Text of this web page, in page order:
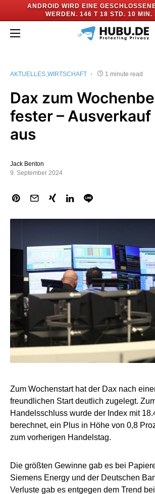
ANDROID WIRD EINE
WERDEN. 146 T 18 STD. 10 MIN.
AKTUELLES WIRTSCHAFT 1 minute read
Dax zum
fester –
aus
Jack Benton
9. September 2024
Zum Wochenstart hat der Dax nach
freundlichen Start deutlich zugelegt.
Handelsschluss wurde der Index mit
berechnet, ein Plus in Höhe von 0,8
zum vorherigen Handelstag.
Die größten Gewinne gab es bei
Siemens Energy und der Deutschen
Verluste gab es entgegen dem Trend